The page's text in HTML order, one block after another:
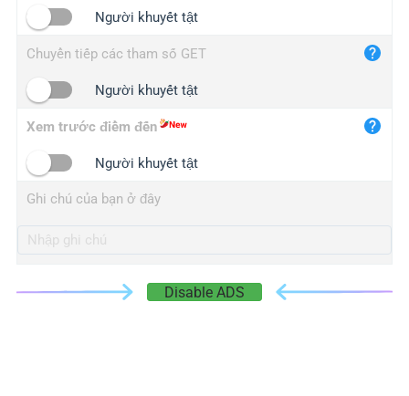
Người khuyết tật
Chuyển tiếp các tham số GET
Người khuyết tật
Xem trước điểm đến
Người khuyết tật
Ghi chú của bạn ở đây
Disable ADS